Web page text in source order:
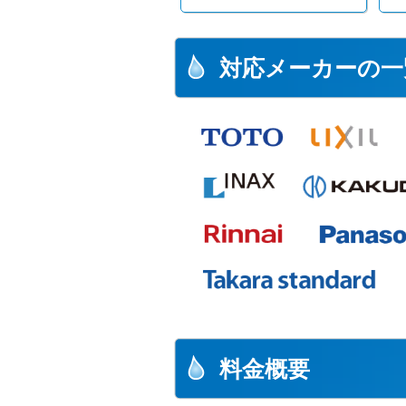
対応メーカーの
料金概要